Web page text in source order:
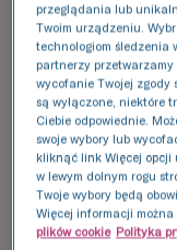
przeglądania lub
Twoim urządzeniu.
technologiom śledzenia
partnerzy
wycofanie Twojej zgody
są wyłączone, niektóre
Ciebie odpowiednie.
swoje wybory lub
kliknąć link Więcej opcji
w lewym dolnym rogu
Twoje wybory będą
Więcej informacji
plików cookie Polityka